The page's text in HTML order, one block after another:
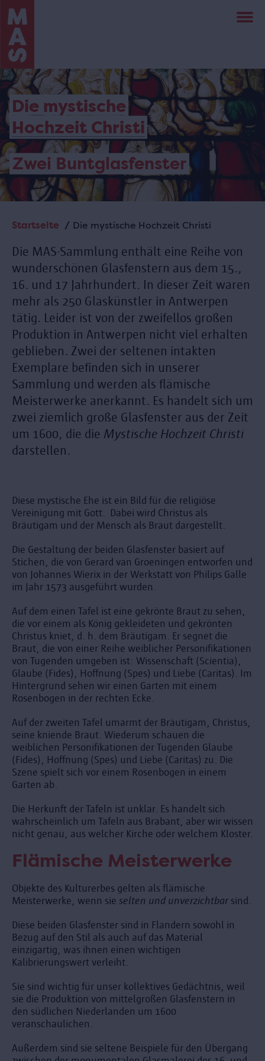
Direkt
zum
Inhalt
Die mystische
Hochzeit Christi
Zwei Buntglasfenster
Pfadnavigation
Startseite Die mystische Hochzeit Christi
Die MAS-Sammlung enthält eine Reihe von
wunderschönen Glasfenstern aus dem 15.,
16. und 17 Jahrhundert. In dieser Zeit waren
mehr als 250 Glaskünstler in Antwerpen
tätig. Leider ist von der zweifellos großen
Produktion in Antwerpen nicht viel erhalten
geblieben. Zwei der seltenen intakten
Exemplare befinden sich in unserer
Sammlung und werden als flämische
Meisterwerke anerkannt. Es handelt sich um
zwei ziemlich große Glasfenster aus der Zeit
um 1600, die die Mystische Hochzeit Christi
darstellen.
Diese mystische Ehe ist ein Bild für die religiöse
Vereinigung mit Gott. Dabei wird Christus als
Bräutigam und der Mensch als Braut dargestellt.
Die Gestaltung der beiden Glasfenster basiert auf
Stichen, die von Gerard van Groeningen entworfen und
von Johannes Wierix in der Werkstatt von Philips Galle
im Jahr 1573 ausgeführt wurden.
Auf dem einen Tafel ist eine gekrönte Braut zu sehen,
die vor einem als König gekleideten und gekrönten
Christus kniet, d. h. dem Bräutigam. Er segnet die
Braut, die von einer Reihe weiblicher Personifikationen
von Tugenden umgeben ist: Wissenschaft (Scientia),
Glaube (Fides), Hoffnung (Spes) und Liebe (Caritas). Im
Hintergrund sehen wir einen Garten mit einem
Rosenbogen in der rechten Ecke.
Auf der zweiten Tafel umarmt der Bräutigam, Christus,
seine kniende Braut. Wiederum schauen die
weiblichen Personifikationen der Tugenden Glaube
(Fides), Hoffnung (Spes) und Liebe (Caritas) zu. Die
Szene spielt sich vor einem Rosenbogen in einem
Garten ab.
Die Herkunft der Tafeln ist unklar. Es handelt sich
wahrscheinlich um Tafeln aus Brabant, aber wir wissen
nicht genau, aus welcher Kirche oder welchem Kloster.
Flämische Meisterwerke
Objekte des Kulturerbes gelten als flämische
Meisterwerke, wenn sie selten und unverzichtbar sind.
Diese beiden Glasfenster sind in Flandern sowohl in
Bezug auf den Stil als auch auf das Material
einzigartig, was ihnen einen wichtigen
Kalibrierungswert verleiht.
Sie sind wichtig für unser kollektives Gedächtnis, weil
sie die Produktion von mittelgroßen Glasfenstern in
den südlichen Niederlanden um 1600
veranschaulichen.
Außerdem sind sie seltene Beispiele für den Übergang